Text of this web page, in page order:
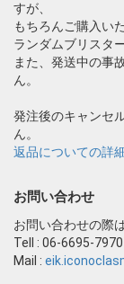
すが、
もちろんご購入い
ランダムブリスタ
また、発送中の事
ん。
発注後のキャンセ
ん。
返品についての詳
お問い合わせ
お問い合わせの際
Tell : 06-6695-7970
Mail :